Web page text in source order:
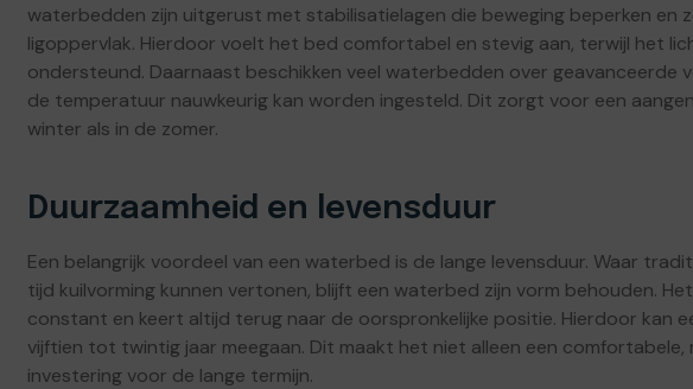
waterbedden zijn uitgerust met stabilisatielagen die beweging beperken en
ligoppervlak. Hierdoor voelt het bed comfortabel en stevig aan, terwijl het
ondersteund. Daarnaast beschikken veel waterbedden over geavanceerde
de temperatuur nauwkeurig kan worden ingesteld. Dit zorgt voor een
winter als in de zomer.
Duurzaamheid en levensduur
Een belangrijk voordeel van een waterbed is de lange levensduur. Waar
tijd kuilvorming kunnen vertonen, blijft een waterbed zijn vorm behouden.
constant en keert altijd terug naar de oorspronkelijke positie. Hierdoor kan
vijftien tot twintig jaar meegaan. Dit maakt het niet alleen een comfortabele,
investering voor de lange termijn.